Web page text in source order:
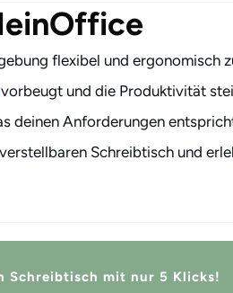
flexibel und ergonomisch
vorbeugt und die Produktivität
deinen Anforderungen
Schreibtisch und
Schreibtisch mit nur 5 Klicks!